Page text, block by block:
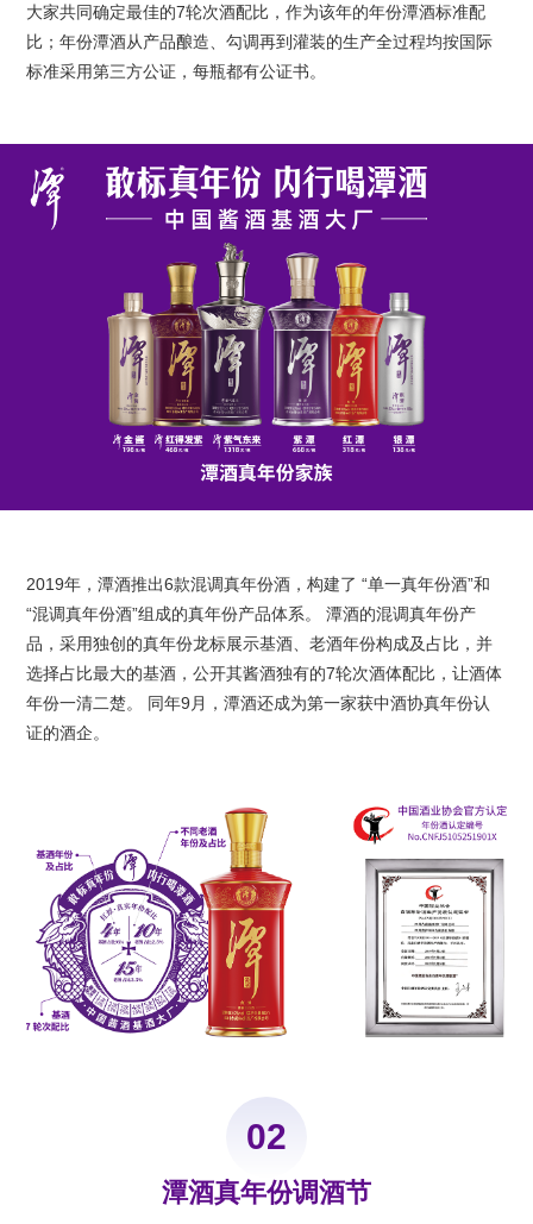
大家共同确定最佳的7轮次酒配比，作为该年的年份潭酒标准配
比；年份潭酒从产品酿造、勾调再到灌装的生产全过程均按国际
标准采用第三方公证，每瓶都有公证书。
2019年，潭酒推出6款混调真年份酒，构建了 “单一真年份酒”和
“混调真年份酒”组成的真年份产品体系。 潭酒的混调真年份产
品，采用独创的真年份龙标展示基酒、老酒年份构成及占比，并
选择占比最大的基酒，公开其酱酒独有的7轮次酒体配比，让酒体
年份一清二楚。 同年9月，潭酒还成为第一家获中酒协真年份认
证的酒企。
02
潭酒真年份调酒节